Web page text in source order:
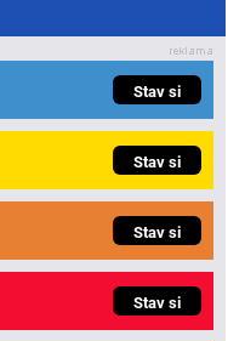
Stav si
Stav si
Stav si
Stav si